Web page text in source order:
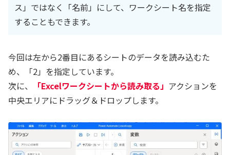
ス」ではなく「名前」にして、ワークシート名を指定
することもできます。
今回は左から2番目にあるシートのデータを読み込むた
め、「2」を指定しています。
次に、
「Excelワークシートから読み取る」 アクションを
中央エリアにドラッグ＆ドロップします。